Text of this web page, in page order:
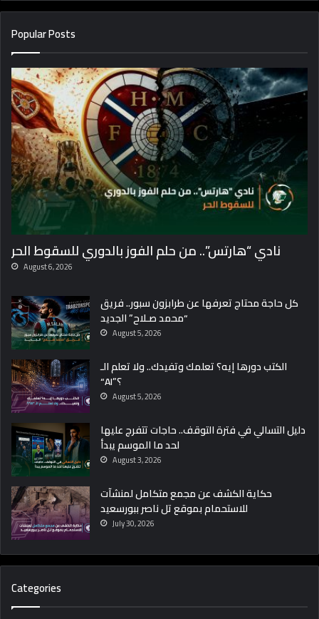
Popular Posts
نادي “هارتس”.. من حلم الفوز بالدوري للسقوط الحر
August 6, 2026
كل حاجة محتاج تعرفها عن طرابزون سبور.. فريق
“محمد صـلاح” الجديد
August 5, 2026
الكتب دورها إيه؟ تعلمك وتفيدك.. ولا تعلم الـ
“AI”؟
August 5, 2026
دليل التسالي في فترة التوقف.. حاجات تتفرج عليها
لحد ما الموسم يبدأ
August 3, 2026
حكاية الكشف عن مجمع متكامل لمنشآت
للاستحمام بموقع تل ناصر ببورسعيد
July 30, 2026
Categories